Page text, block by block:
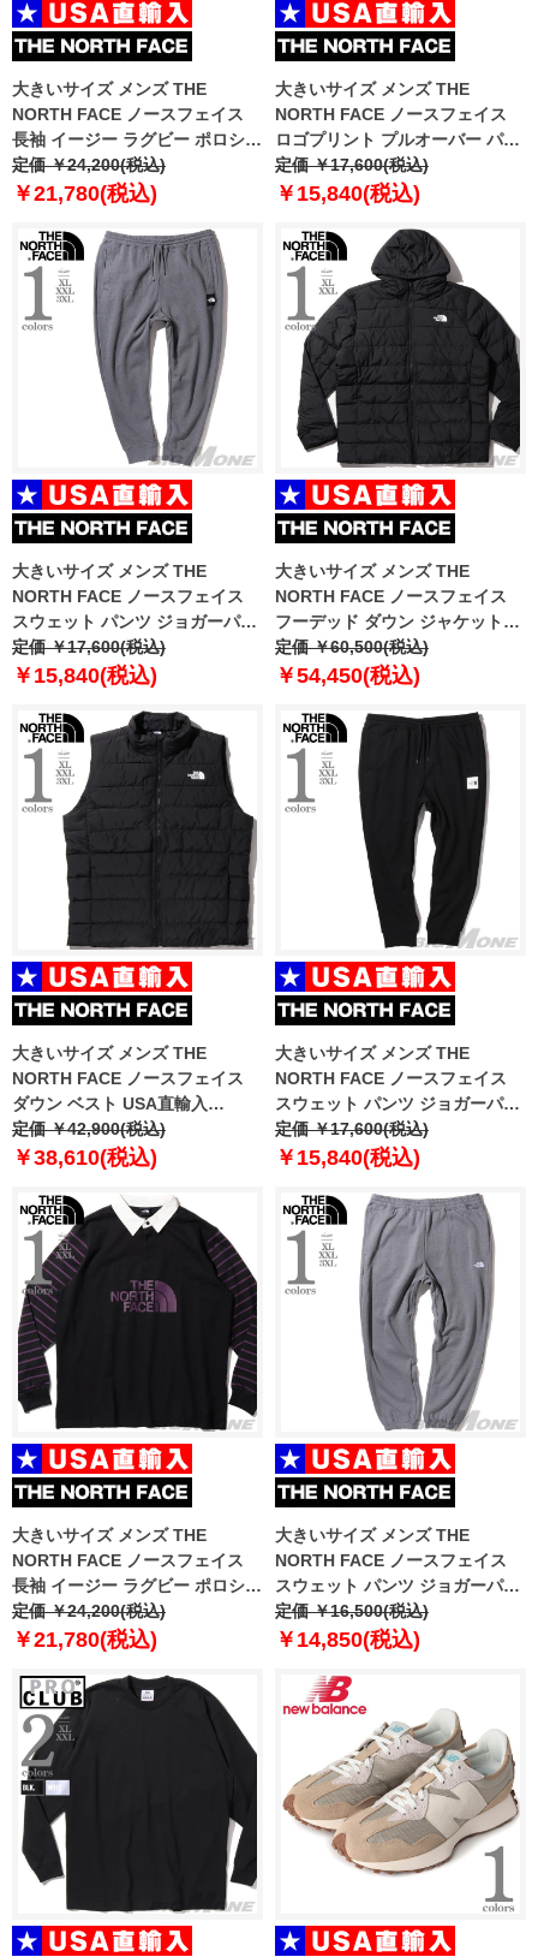
大きいサイズ メンズ THE
NORTH FACE ノースフェイス
長袖 イージー ラグビー ポロシャ
ツ USA直輸入 nf0a8704-svo
定価 ￥24,200(税込)
￥21,780(税込)
大きいサイズ メンズ THE
NORTH FACE ノースフェイス
ロゴプリント プルオーバー パー
カー USA直輸入 nf0a7uns-pfo
定価 ￥17,600(税込)
￥15,840(税込)
大きいサイズ メンズ THE
NORTH FACE ノースフェイス
スウェット パンツ ジョガーパン
ツ USA直輸入 nf0a7uoa-gvd
定価 ￥17,600(税込)
￥15,840(税込)
大きいサイズ メンズ THE
NORTH FACE ノースフェイス
フーデッド ダウン ジャケット
USA直輸入 nf0a84i1-jk3
定価 ￥60,500(税込)
￥54,450(税込)
大きいサイズ メンズ THE
NORTH FACE ノースフェイス
ダウン ベスト USA直輸入
nf0a84ik-jk3
定価 ￥42,900(税込)
￥38,610(税込)
大きいサイズ メンズ THE
NORTH FACE ノースフェイス
スウェット パンツ ジョガーパン
ツ USA直輸入 nf0a7uoa-ky4
定価 ￥17,600(税込)
￥15,840(税込)
大きいサイズ メンズ THE
NORTH FACE ノースフェイス
長袖 イージー ラグビー ポロシャ
ツ USA直輸入 nf0a8704-sro
定価 ￥24,200(税込)
￥21,780(税込)
大きいサイズ メンズ THE
NORTH FACE ノースフェイス
スウェット パンツ ジョガーパン
ツ USA直輸入 nf0a7uod-gaz
定価 ￥16,500(税込)
￥14,850(税込)